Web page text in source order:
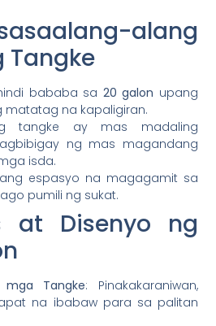
alang
Tangke
bababa sa 20 galon upang
matatag na kapaligiran.
tangke ay mas madaling
ng mas magandang
isda.
espasyo na magagamit sa
pumili ng sukat.
at Disenyo ng
mga Tangke: Pinakakaraniwan,
na ibabaw para sa palitan